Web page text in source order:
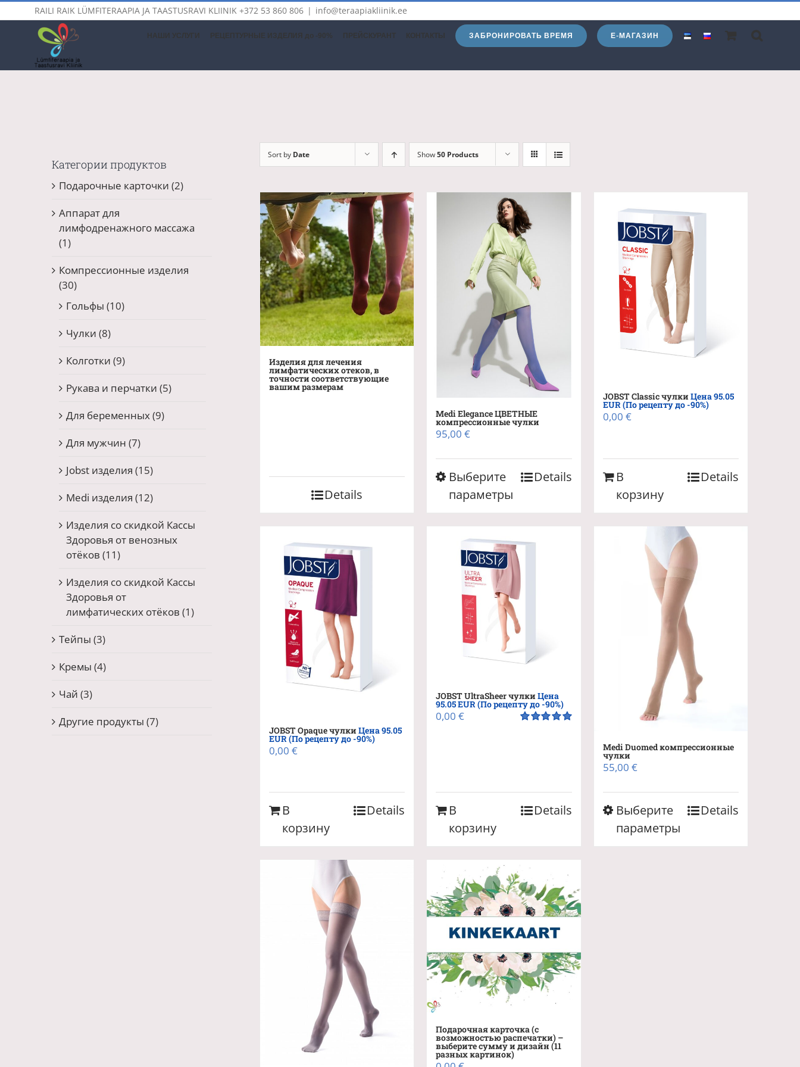
to
RAILI RAIK LÜMFITERAAPIA JA TAASTUSRAVI KLIINIK+372 53 860 806 | info@teraapiakliinik.ee
НАШИ УСЛУГИ РЕЦЕПТУРНЫЕ ИЗДЕЛИЯ до -90% ПРЕЙСКУРАНТ КОНТАКТЫ ЗАБРОНИРОВАТЬ ВРЕМЯ Е-МАГАЗИН
Sort by Date Show50 Products
Изделия для лечения
лимфатических отеков, в
точности соответствующие
вашим размерам
Details
Medi Elegance ЦВЕТНЫЕ
компрессионные чулки
95,00€
Выберите
параметры
Этот
товар
Опции
можно
выбрать
на
странице
товара.
Details
JOBST Classic чулки Цена 95.05
EUR (По рецепту до -90%)
0,00 €
В
корзину
Details
JOBST Opaque чулкиЦена 95.05
EUR (По рецепту до -90%)
0,00€
В
корзину
Details
JOBST UltraSheer чулкиЦена
95.05 EUR (По рецепту до -90%)
0,00€
В
корзину
Details
Medi Duomed компрессионные
чулки
55,00 €
Выберите
параметры
Этот
товар
Details
Подарочная карточка (с
возможностью распечатки) –
выберите сумму и дизайн (11
разных картинок)
Категории продуктов
Подарочные карточки (2)
Аппарат для
лимфодренажного массажа
(1)
Компрессионные изделия
(30)
Гольфы (10)
Чулки (8)
Колготки (9)
Рукава и перчатки (5)
Для беременных(9)
Для мужчин (7)
Jobst изделия (15)
Medi изделия (12)
Изделия со скидкой Кассы
Здоровья от венозных
отёков (11)
Изделия со скидкой Кассы
Здоровья от
лимфатических отёков (1)
Тейпы (3)
Кремы (4)
Чай (3)
Другие продукты (7)